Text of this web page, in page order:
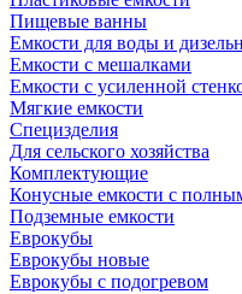
Пищевые ванны
Емкости для воды и
Емкости с мешалками
Емкости с усиленной
Мягкие емкости
Специзделия
Для сельского хозяйства
Комплектующие
Конусные емкости с
Подземные емкости
Еврокубы
Еврокубы новые
Еврокубы с подогревом